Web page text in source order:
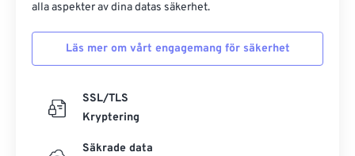
alla aspekter av dina datas säkerhet.
Läs mer om vårt engagemang för säkerhet
SSL/TLS
Kryptering
Säkrade data